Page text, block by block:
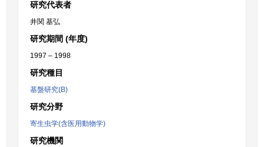
研究代表者
井関 基弘
研究期間 (年度)
1997 – 1998
研究種目
基盤研究(B)
研究分野
寄生虫学(含医用動物学)
研究機関